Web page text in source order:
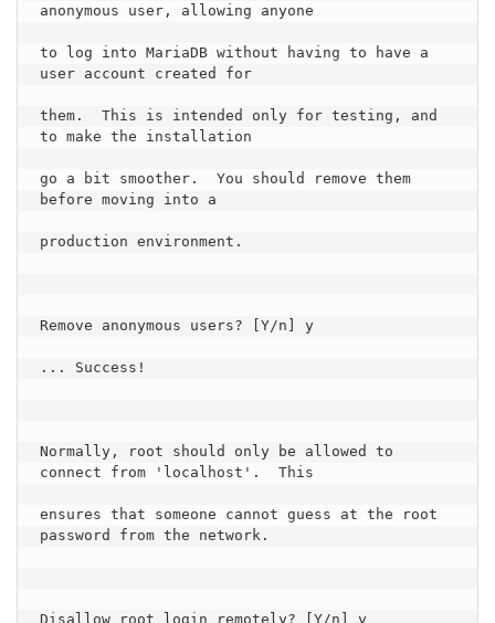
anonymous user, allowing anyone
to log into MariaDB without having to have a
user account created for
them.  This is intended only for testing, and
to make the installation
go a bit smoother.  You should remove them
before moving into a
production environment.
Remove anonymous users? [Y/n] y
... Success!
Normally, root should only be allowed to
connect from 'localhost'.  This
ensures that someone cannot guess at the root
password from the network.
Disallow root login remotely? [Y/n] y